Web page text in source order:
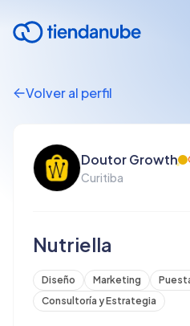
Volver al perfil
Doutor Growth
Curitiba
Nutriella
Diseño Marketing
Consultoría y Estrategia